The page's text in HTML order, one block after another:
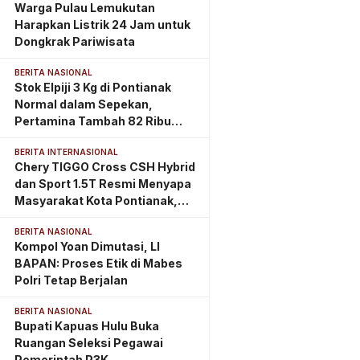
Warga Pulau Lemukutan
Harapkan Listrik 24 Jam untuk
Dongkrak Pariwisata
BERITA NASIONAL
Stok Elpiji 3 Kg di Pontianak
Normal dalam Sepekan,
Pertamina Tambah 82 Ribu
BERITA INTERNASIONAL
Chery TIGGO Cross CSH Hybrid
dan Sport 1.5T Resmi Menyapa
Masyarakat Kota Pontianak,
Kalimantan Barat
BERITA NASIONAL
Kompol Yoan Dimutasi, LI
BAPAN: Proses Etik di Mabes
Polri Tetap Berjalan
BERITA NASIONAL
Bupati Kapuas Hulu Buka
Ruangan Seleksi Pegawai